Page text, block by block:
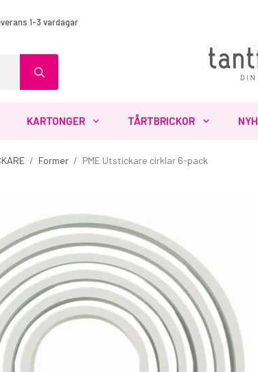
1-3 vardagar
KARTONGER TÅRTBRICKOR
/ Former / PME Utstickare cirklar 6-pack
Fler